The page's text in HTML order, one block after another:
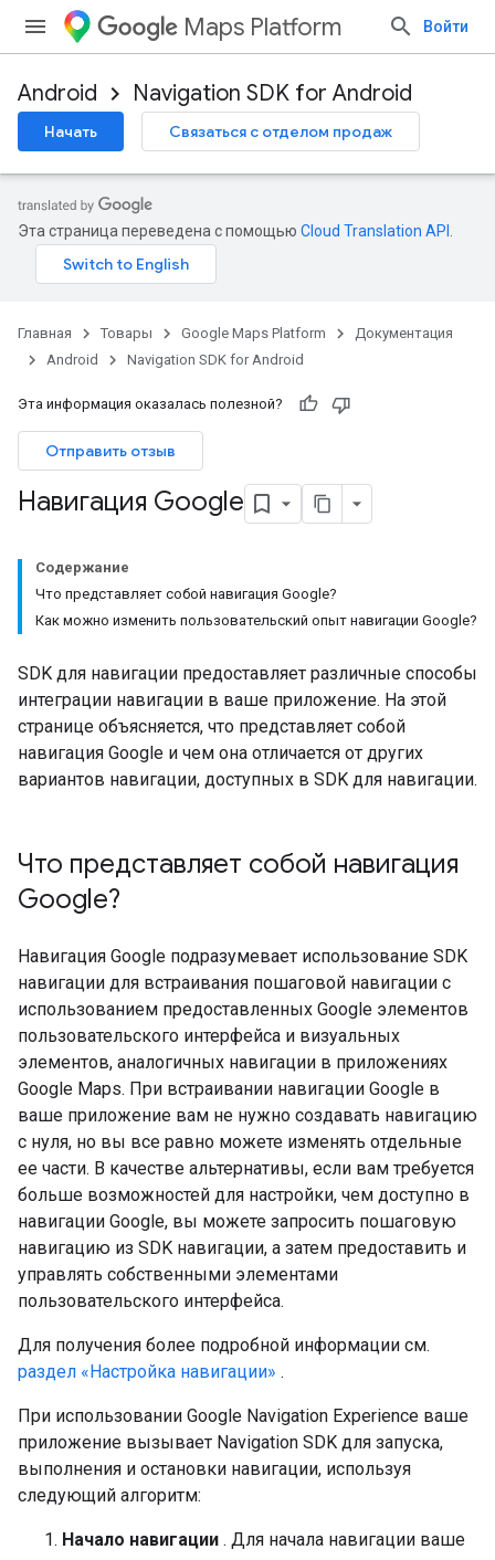
Maps Platform Войти
Android Navigation SDK for Android
Начать Связаться с отделом продаж
Эта страница переведена с помощью Cloud Translation API
Главная Товары Google Maps Platform
Документация
Android
Navigation SDK for Android
Эта информация оказалась полезной?
Отправить отзыв
Навигация Google
Содержание
Что представляет собой навигация Google?
Как можно изменить пользовательский опыт навигации Google?
SDK для навигации предоставляет различные способы
интеграции навигации в ваше приложение. На этой
странице объясняется, что представляет собой
навигация Google и чем она отличается от других
вариантов навигации, доступных в SDK для навигации.
Что представляет собой навигация
Google?
Навигация Google подразумевает использование SDK
навигации для встраивания пошаговой навигации с
использованием предоставленных Google элементов
пользовательского интерфейса и визуальных
элементов, аналогичных навигации в приложениях
Google Maps. При встраивании навигации Google в
ваше приложение вам не нужно создавать навигацию
с нуля, но вы все равно можете изменять отдельные
ее части. В качестве альтернативы, если вам требуется
больше возможностей для настройки, чем доступно в
навигации Google, вы можете запросить пошаговую
навигацию из SDK навигации, а затем предоставить и
управлять собственными элементами
пользовательского интерфейса.
Для получения более подробной информации см.
раздел «Настройка навигации» .
При использовании Google Navigation Experience ваше
приложение вызывает Navigation SDK для запуска,
выполнения и остановки навигации, используя
следующий алгоритм:
Начало навигации . Для начала навигации ваше